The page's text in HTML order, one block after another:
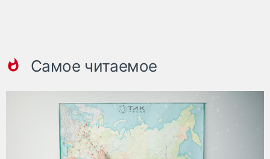
Самое читаемое